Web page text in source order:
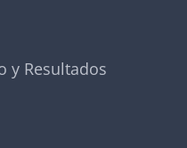
y Resultados